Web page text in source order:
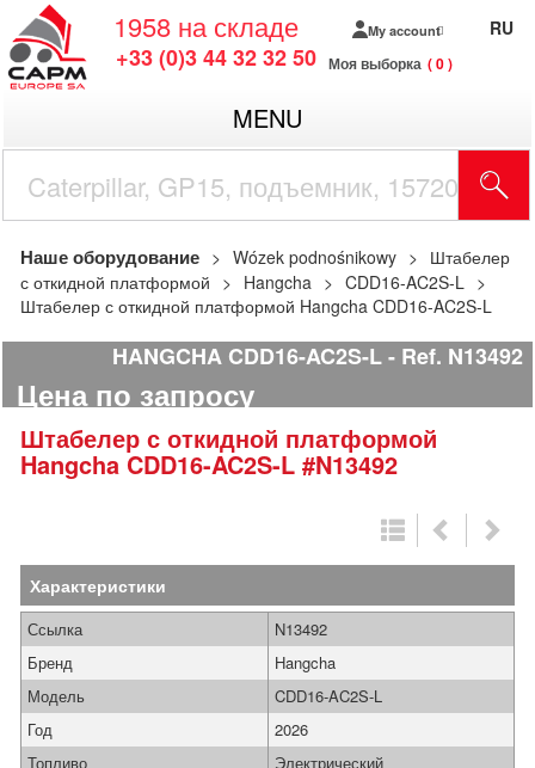
1958 на складе
+33 (0)3 44 32 32 50
My account
Моя выборка 0
RU
MENU
Наше оборудование Wózek podnośnikowy
Штабелер
с откидной платформой
Hangcha
CDD16-AC2S-L
Штабелер с откидной платформой Hangcha CDD16-AC2S-L
HANGCHA CDD16-AC2S-L Ref. N13492
Цена по запросу
Штабелер с откидной платформой
Hangcha CDD16-AC2S-L #N13492
Характеристики
Ссылка
N13492
Бренд
Hangcha
Модель
CDD16-AC2S-L
Год
2026
Топливо
Электрический